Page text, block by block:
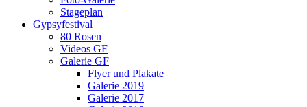
Stageplan
Gypsyfestival
80 Rosen
Videos GF
Galerie GF
Flyer und Plakate
Galerie 2019
Galerie 2017